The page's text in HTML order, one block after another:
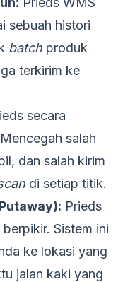
sebuah histori
batch produk
terkirim ke
secara
salah
dan salah kirim
di setiap titik.
Prieds
Sistem ini
ke lokasi yang
jalan kaki yang